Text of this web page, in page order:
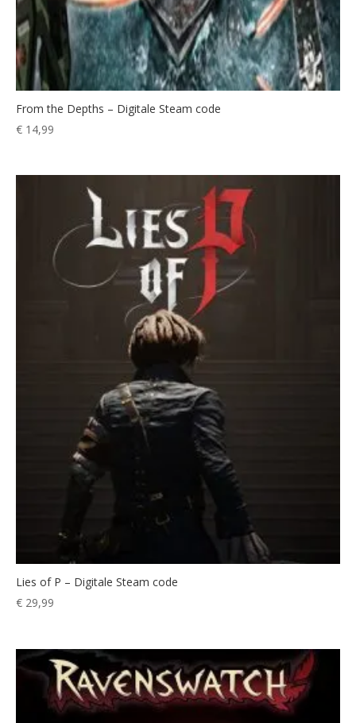
From the Depths – Digitale Steam code
€ 14,99
Lies of P – Digitale Steam code
€ 29,99